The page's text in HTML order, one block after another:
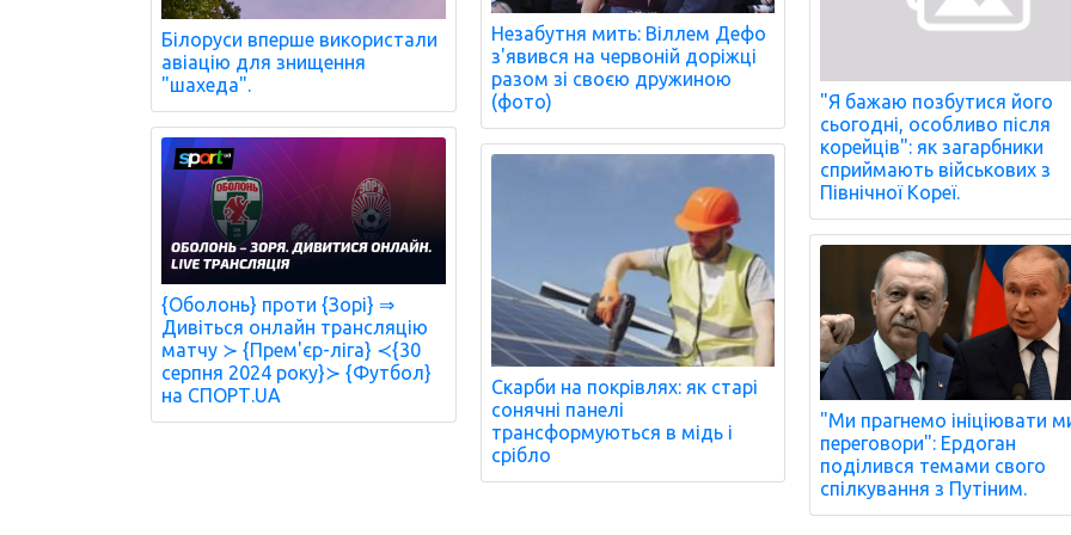
Білоруси вперше використали
авіацію для знищення
"шахеда".
{Оболонь} проти {Зорі} ⇒
Дивіться онлайн трансляцію
матчу ≻ {Прем'єр-ліга} ≺{30
серпня 2024 року}≻ {Футбол}
на СПОРТ.UA
Незабутня мить: Віллем Дефо
з'явився на червоній доріжці
разом зі своєю дружиною
(фото)
Скарби на покрівлях: як старі
сонячні панелі
трансформуються в мідь і
срібло
"Я бажаю позбутися його
сьогодні, особливо після
корейців": як загарбники
сприймають військових з
Північної Кореї.
"Ми прагнемо ініціювати
переговори": Ердоган
поділився темами свого
спілкування з Путіним.